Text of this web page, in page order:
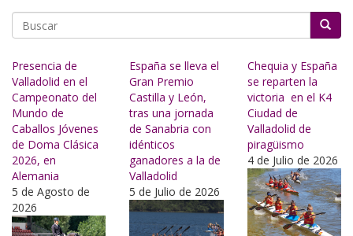
Presencia de
Valladolid en el
Campeonato del
Mundo de
Caballos Jóvenes
de Doma Clásica
2026, en
Alemania
5 de Agosto de
2026
España se lleva el
Gran Premio
Castilla y León,
tras una jornada
de Sanabria con
idénticos
ganadores a la de
Valladolid
5 de Julio de 2026
Chequia y España
se reparten la
victoria en el K4
Ciudad de
Valladolid de
piragüismo
4 de Julio de 2026